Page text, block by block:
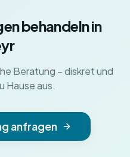
behandeln in
Beratung – diskret und
Hause aus.
anfragen